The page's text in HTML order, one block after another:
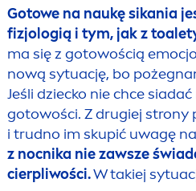
Gotowe na naukę sikania
fizjologią i tym, jak z
ma się z gotowością
nową sytuację, bo
Jeśli dziecko nie chce
gotowości. Z drugiej strony
i trudno im skupić uwagę
z nocnika nie zawsze
cierpliwości.W takiej